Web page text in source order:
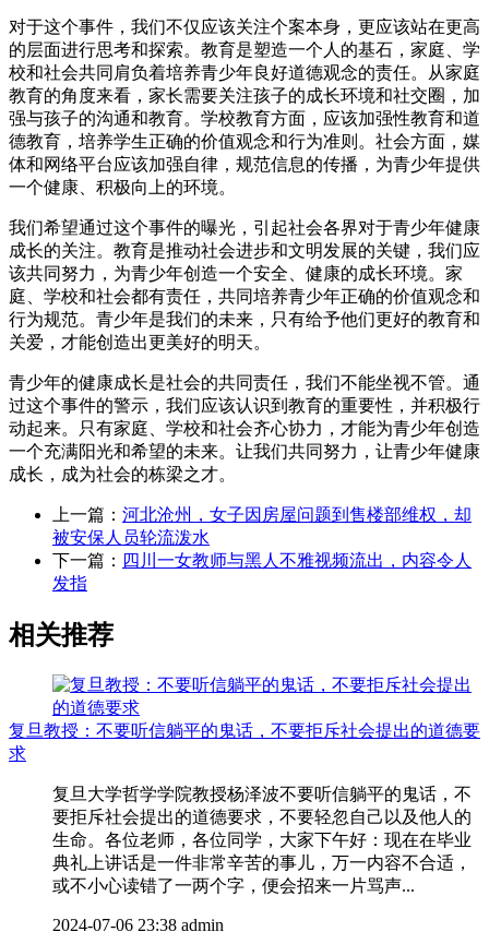
对于这个事件，我们不仅应该关注个案本身，更应该站在更高
的层面进行思考和探索。教育是塑造一个人的基石，家庭、学
校和社会共同肩负着培养青少年良好道德观念的责任。从家庭
教育的角度来看，家长需要关注孩子的成长环境和社交圈，加
强与孩子的沟通和教育。学校教育方面，应该加强性教育和道
德教育，培养学生正确的价值观念和行为准则。社会方面，媒
体和网络平台应该加强自律，规范信息的传播，为青少年提供
一个健康、积极向上的环境。
我们希望通过这个事件的曝光，引起社会各界对于青少年健康
成长的关注。教育是推动社会进步和文明发展的关键，我们应
该共同努力，为青少年创造一个安全、健康的成长环境。家
庭、学校和社会都有责任，共同培养青少年正确的价值观念和
行为规范。青少年是我们的未来，只有给予他们更好的教育和
关爱，才能创造出更美好的明天。
青少年的健康成长是社会的共同责任，我们不能坐视不管。通
过这个事件的警示，我们应该认识到教育的重要性，并积极行
动起来。只有家庭、学校和社会齐心协力，才能为青少年创造
一个充满阳光和希望的未来。让我们共同努力，让青少年健康
成长，成为社会的栋梁之才。
上一篇： 河北沧州，女子因房屋问题到售楼部维权，却
被安保人员轮流泼水
下一篇： 四川一女教师与黑人不雅视频流出，内容令人
发指
相关推荐
复旦教授：不要听信躺平的鬼话，不要拒斥社会提出的道德要
求
复旦大学哲学学院教授杨泽波不要听信躺平的鬼话，不
要拒斥社会提出的道德要求，不要轻忽自己以及他人的
生命。各位老师，各位同学，大家下午好：现在在毕业
典礼上讲话是一件非常辛苦的事儿，万一内容不合适，
或不小心读错了一两个字，便会招来一片骂声...
2024-07-06 23:38 admin